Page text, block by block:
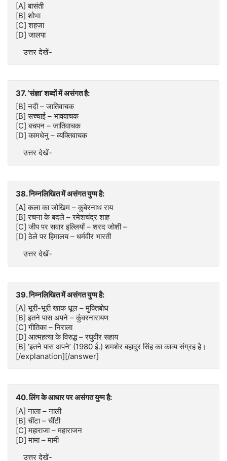
[A] बासंती
[B] शोभा
[C] शहजा
[D] जालपा
उत्तर देखें-
37. ‘संज्ञा’ शब्दों में असंगत है:
[B] नदी – जातिवाचक
[B] सच्चाई – भाववाचक
[C] बचपन – जातिवाचक
[D] कामधेनु – व्यक्तिवाचक
उत्तर देखें-
38. निम्नलिखित में असंगत युग्म है:
[A] कला का जोखिम – कुबेरनाथ राय
[B] रचना के बदले – रमेशचंद्र शाह
[C] जीप पर सवार इल्लियाँ – शरद जोशी –
[D] ठेले पर हिमालय – धर्मवीर भारती
उत्तर देखें-
39. निम्नलिखित में असंगत युग्म है:
[A] भूरी-भूरी खाक धूल – मुक्तिबोध
[B] इतने पास अपने – कुंवरनारायण
[C] गीतिका – निराला
[D] आत्महत्या के विरुद्ध – रघुवीर सहाय
[B] ‘इतने पास अपने’ (1980 ई.) शमशेर बहादुर सिंह का काव्य संग्रह है।
[/explanation][/answer]
40. लिंग के आधार पर असंगत युग्म है:
[A] नाला – नाली
[B] चींटा – चींटी
[C] महाराजा – महाराजन
[D] मामा – मामी
उत्तर देखें-